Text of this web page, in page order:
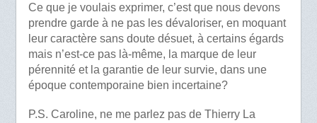
Ce que je voulais exprimer, c’est que nous devons
prendre garde à ne pas les dévaloriser, en moquant
leur caractère sans doute désuet, à certains égards
mais n’est-ce pas là-même, la marque de leur
pérennité et la garantie de leur survie, dans une
époque contemporaine bien incertaine?
P.S. Caroline, ne me parlez pas de Thierry La